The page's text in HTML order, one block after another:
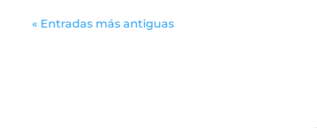
« Entradas más antiguas